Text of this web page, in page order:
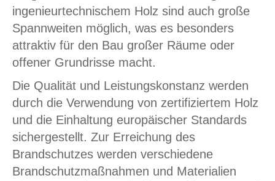
ingenieurtechnischem Holz sind auch große
Spannweiten möglich, was es besonders
attraktiv für den Bau großer Räume oder
offener Grundrisse macht.
Die Qualität und Leistungskonstanz werden
durch die Verwendung von zertifiziertem Holz
und die Einhaltung europäischer Standards
sichergestellt. Zur Erreichung des
Brandschutzes werden verschiedene
Brandschutzmaßnahmen und Materialien